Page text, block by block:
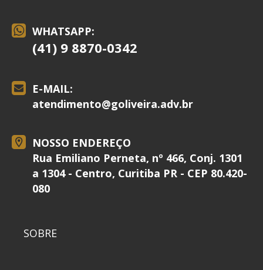
WHATSAPP:
(41) 9 8870-0342
E-MAIL:
atendimento@goliveira.adv.br
NOSSO ENDEREÇO
Rua Emiliano Perneta, nº 466, Conj. 1301
a 1304 - Centro, Curitiba PR - CEP 80.420-
080
SOBRE